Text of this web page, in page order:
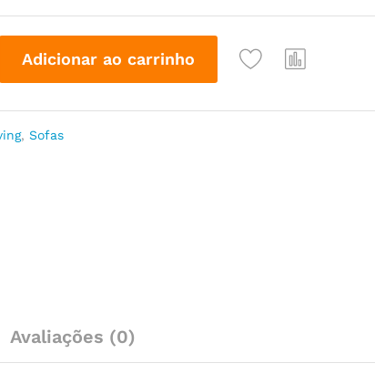
Adicionar ao carrinho
,Sofas
Avaliações (0)